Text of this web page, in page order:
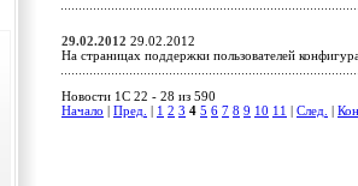
29.02.2012 29.02.2012
На страницах поддержки пользователей
Новости 1C 22 - 28 из 590
Начало
Пред. 1 2 3 4 5 6 7 8 9 10 11 След.